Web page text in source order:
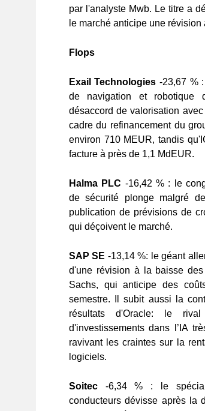
par l'analyste Mwb. Le titre a
le marché anticipe une révision
Flops
Exail Technologies -23,67 %
de navigation et robotique
désaccord de valorisation
cadre du refinancement du
environ 710 MEUR, tandis
facture à près de 1,1 MdEUR.
Halma PLC -16,42 % : le
de sécurité plonge malgré
publication de prévisions de
qui déçoivent le marché.
SAP SE -13,14 %: le géant
d'une révision à la baisse
Sachs, qui anticipe des
semestre. Il subit aussi la
résultats d'Oracle: le
d'investissements dans l’IA
ravivant les craintes sur la
logiciels.
Soitec -6,34 % : le
conducteurs dévisse après la